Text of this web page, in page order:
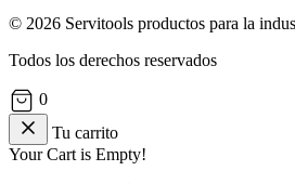
© 2026 Servitools productos para la
Todos los derechos reservados
0
Tu carrito
Your Cart is Empty!